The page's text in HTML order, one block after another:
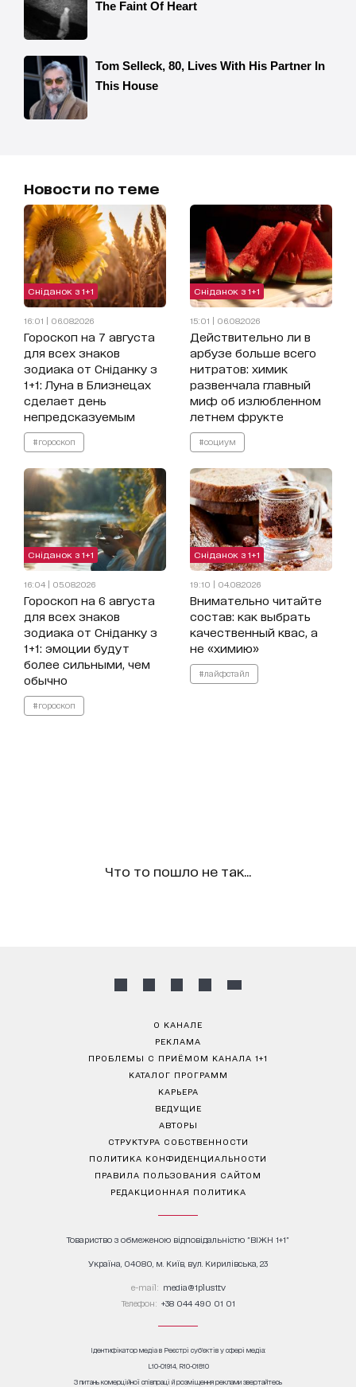
Новости по теме
Сніданок з 1+1
16:01 | 06.08.2026
Гороскоп на 7 августа
для всех знаков
зодиака от Сніданку з
1+1: Луна в Близнецах
сделает день
непредсказуемым
#гороскоп
Сніданок з 1+1
15:01 | 06.08.2026
Действительно ли в
арбузе больше всего
нитратов: химик
развенчала главный
миф об излюбленном
летнем фрукте
#социум
Сніданок з 1+1
16:04 | 05.08.2026
Гороскоп на 6 августа
для всех знаков
зодиака от Сніданку з
1+1: эмоции будут
более сильными, чем
обычно
#гороскоп
Сніданок з 1+1
19:10 | 04.08.2026
Внимательно читайте
состав: как выбрать
качественный квас, а
не «химию»
#лайфстайл
Что то пошло не так...
О КАНАЛЕ
РЕКЛАМА
ПРОБЛЕМЫ С ПРИЁМОМ КАНАЛА 1+1
КАТАЛОГ ПРОГРАММ
КАРЬЕРА
ВЕДУЩИЕ
АВТОРЫ
СТРУКТУРА СОБСТВЕННОСТИ
ПОЛИТИКА КОНФИДЕНЦИАЛЬНОСТИ
ПРАВИЛА ПОЛЬЗОВАНИЯ САЙТОМ
РЕДАКЦИОННАЯ ПОЛИТИКА
Товариство з обмеженою відповідальністю "ВІЖН 1+1"
Україна, 04080, м. Київ, вул. Кирилівська, 23
е-mail: media@1plus1.tv
Телефон: +38 044 490 01 01
Ідентифікатор медіа в Реєстрі суб’єктів у сфері медіа:
L10-01914, R10-01810
З питань комерційної співпраці й розміщення реклами звертайтесь